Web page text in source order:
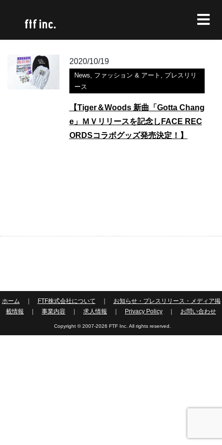
2020/10/19
News, ファッション & アート , プレスリリ
ース
【Tiger＆Woods 新曲「Gotta Chang
e」ＭＶリリースを記念しFACE REC
ORDSコラボグッズ発売決定！】
ホーム FTF株式会社について
お知らせ・プレスリリース・メディア掲
載情報
事業内容 求人情報 Privacy Policy お問い合わせ
Copyright © 2007-2026 FTF Inc. All rights reserved.